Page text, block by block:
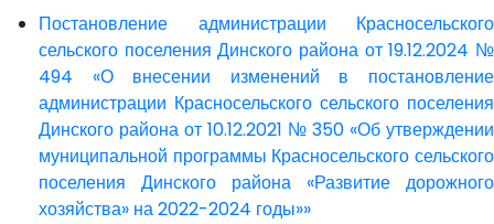
Постановление администрации Красносельского
сельского поселения Динского района от 19.12.2024 №
494 «О внесении изменений в постановление
администрации Красносельского сельского поселения
Динского района от 10.12.2021 № 350 «Об утверждении
муниципальной программы Красносельского сельского
поселения Динского района «Развитие дорожного
хозяйства» на 2022-2024 годы»»